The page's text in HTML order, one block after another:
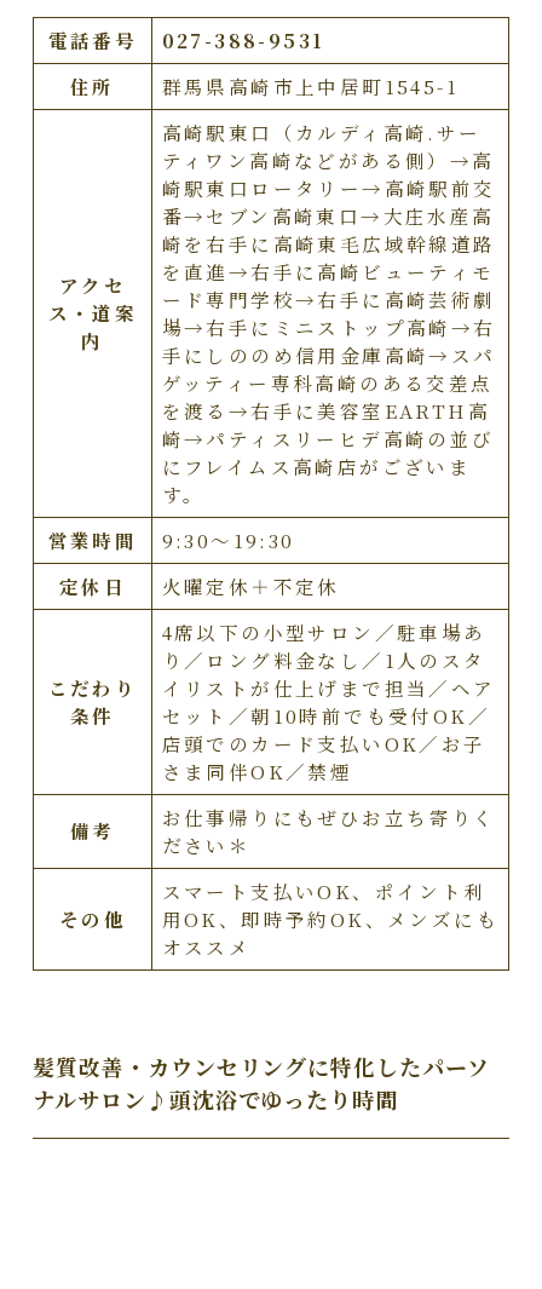
電話番号
027-388-9531
住所
群馬県高崎市上中居町1545-1
アクセ
ス・道案
内
高崎駅東口（カルディ高崎.サー
ティワン高崎などがある側）→高
崎駅東口ロータリー→高崎駅前交
番→セブン高崎東口→大庄水産高
崎を右手に高崎東毛広域幹線道路
を直進→右手に高崎ビューティモ
ード専門学校→右手に高崎芸術劇
場→右手にミニストップ高崎→右
手にしののめ信用金庫高崎→スパ
ゲッティー専科高崎のある交差点
を渡る→右手に美容室EARTH高
崎→パティスリーヒデ高崎の並び
にフレイムス高崎店がございま
す。
営業時間
9:30～19:30
定休日
火曜定休＋不定休
こだわり
条件
4席以下の小型サロン／駐車場あ
り／ロング料金なし／1人のスタ
イリストが仕上げまで担当／ヘア
セット／朝10時前でも受付OK／
店頭でのカード支払いOK／お子
さま同伴OK／禁煙
備考
お仕事帰りにもぜひお立ち寄りく
ださい＊
その他
スマート支払いOK、ポイント利
用OK、即時予約OK、メンズにも
オススメ
髪質改善・カウンセリングに特化したパーソ
ナルサロン♪頭沈浴でゆったり時間